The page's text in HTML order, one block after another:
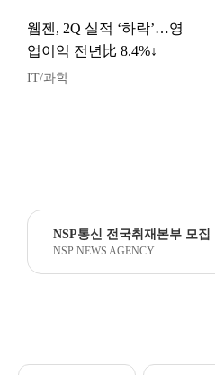
웹젠, 2Q 실적 ‘하락’…영
업이익 전년比 8.4%↓
IT/과학
NSP통신 전국취재본부 모집
NSP NEWS AGENCY